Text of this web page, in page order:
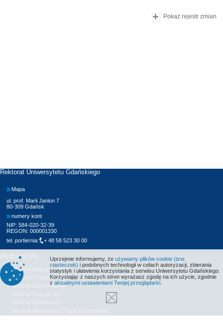
Pokaż rejestr zmian
Rektorat Uniwersytetu Gdańskiego
Mapa
ul. prof. Marii Janion 7
80-309 Gdańsk
numery kont
NIP: 584-020-32-39
REGON: 000001330
tel. portiernia:
+ 48 58 523 30 00
Wydziały UG
Wydział Biologii
Wydział Chemii
Wydział Ekonomiczny
Uprzejmie informujemy, że używamy plików cookie (tzw.
ciasteczek) i podobnych technologii w celach autoryzacji, zbierania
statystyk i ułatwienia korzystania z serwisu Uniwersytetu Gdańskiego.
Korzystając z naszych stron wyrażasz zgodę na ich użycie, zgodnie
z aktualnymi ustawieniami Twojej przeglądarki